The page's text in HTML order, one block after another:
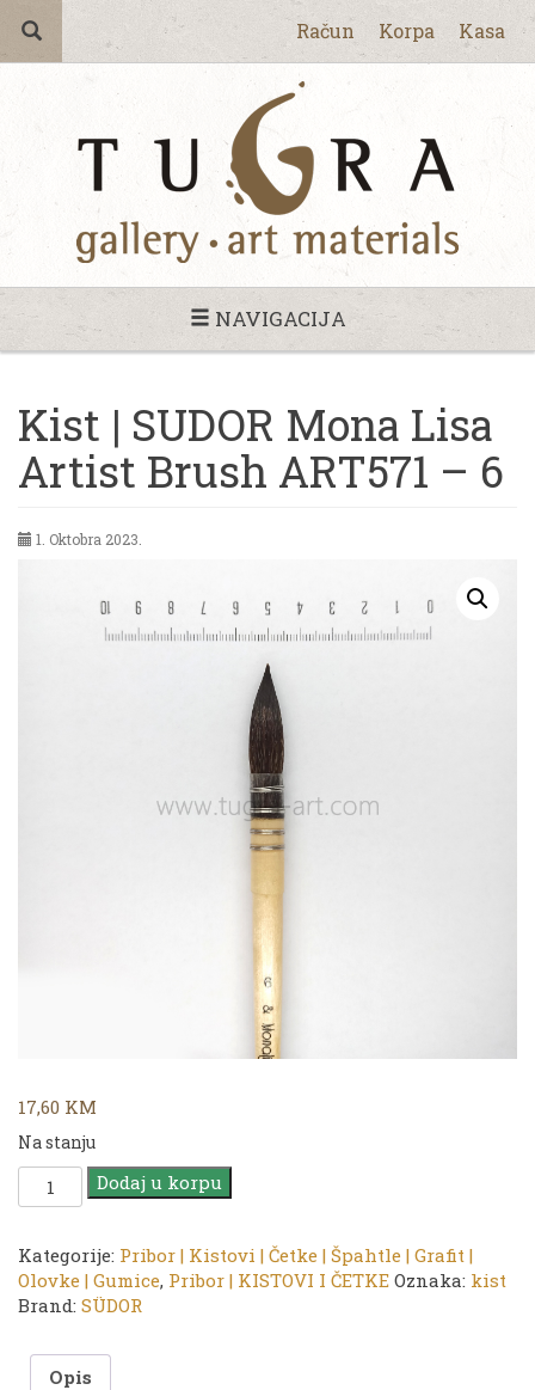
Račun Korpa Kasa
NAVIGACIJA
Kist | SUDOR Mona Lisa
Artist Brush ART571 – 6
1. Oktobra 2023.
17,60 KM
Na stanju
Kist
|
Mona
Lisa
Artist
ART571
Dodaj u korpu
Kategorije: Pribor | Kistovi | Četke | Špahtle | Grafit |
Olovke | Gumice, Pribor | KISTOVI I ČETKE Oznaka: kist
Brand: SÜDOR
Opis